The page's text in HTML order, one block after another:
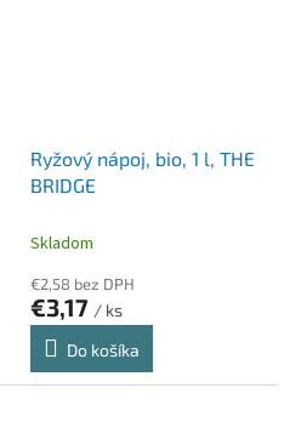
Ryžový nápoj, bio, 1 l, THE
BRIDGE
Skladom
€2,58 bez DPH
€3,17 / ks
Do košíka